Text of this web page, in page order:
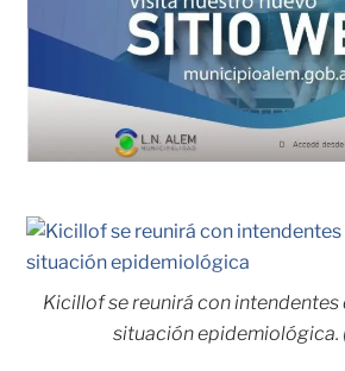
Kicillof se reunirá con
situación epidemiológica.